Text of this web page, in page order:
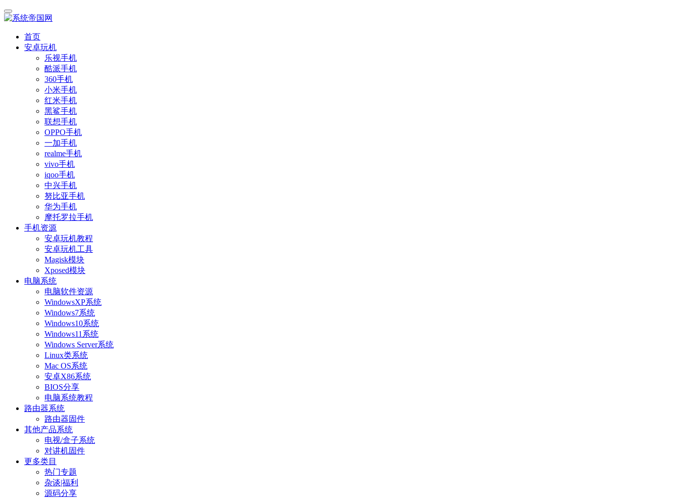
首页
安卓玩机
乐视手机
酷派手机
360手机
小米手机
红米手机
黑鲨手机
联想手机
OPPO手机
一加手机
realme手机
vivo手机
iqoo手机
中兴手机
努比亚手机
华为手机
摩托罗拉手机
手机资源
安卓玩机教程
安卓玩机工具
Magisk模块
Xposed模块
电脑系统
电脑软件资源
WindowsXP系统
Windows7系统
Windows10系统
Windows11系统
Windows Server系统
Linux类系统
Mac OS系统
安卓X86系统
BIOS分享
电脑系统教程
路由器系统
路由器固件
其他产品系统
电视/盒子系统
对讲机固件
更多类目
热门专题
杂谈|福利
源码分享